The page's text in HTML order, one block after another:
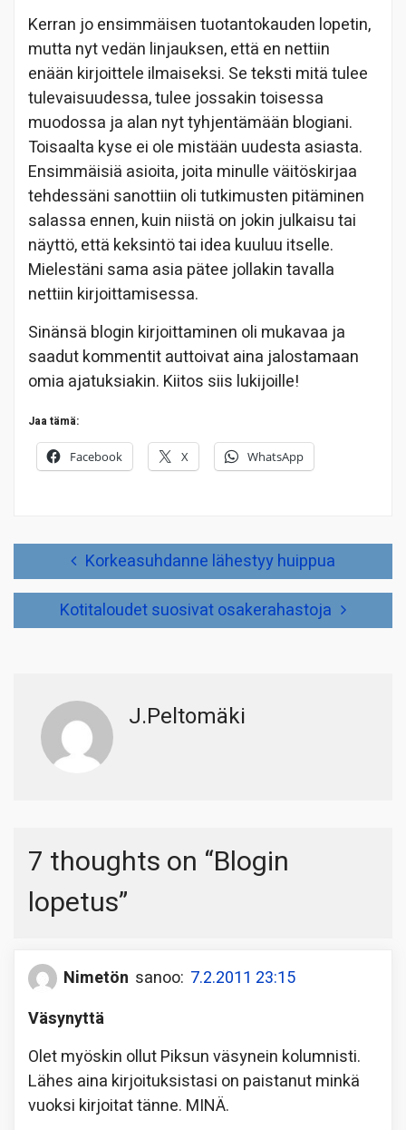
Kerran jo ensimmäisen tuotantokauden lopetin,
mutta nyt vedän linjauksen, että en nettiin
enään kirjoittele ilmaiseksi. Se teksti mitä tulee
tulevaisuudessa, tulee jossakin toisessa
muodossa ja alan nyt tyhjentämään blogiani.
Toisaalta kyse ei ole mistään uudesta asiasta.
Ensimmäisiä asioita, joita minulle väitöskirjaa
tehdessäni sanottiin oli tutkimusten pitäminen
salassa ennen, kuin niistä on jokin julkaisu tai
näyttö, että keksintö tai idea kuuluu itselle.
Mielestäni sama asia pätee jollakin tavalla
nettiin kirjoittamisessa.
Sinänsä blogin kirjoittaminen oli mukavaa ja
saadut kommentit auttoivat aina jalostamaan
omia ajatuksiakin. Kiitos siis lukijoille!
Jaa tämä:
Facebook X WhatsApp
Korkeasuhdanne lähestyy huippua
Kotitaloudet suosivat osakerahastoja
J.Peltomäki
7 thoughts on “Blogin
lopetus”
Nimetön sanoo: 7.2.2011 23:15
Väsynyttä
Olet myöskin ollut Piksun väsynein kolumnisti.
Lähes aina kirjoituksistasi on paistanut minkä
vuoksi kirjoitat tänne. MINÄ.